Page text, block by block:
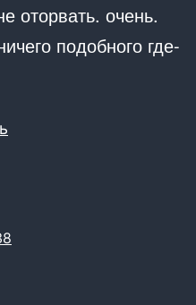
оторвать. очень.
подобного где-